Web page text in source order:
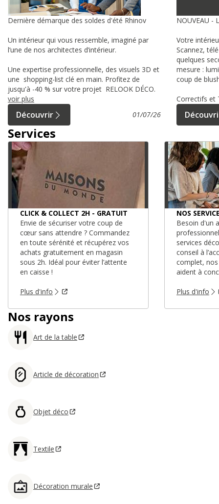
Dernière démarque des soldes d'été Rhinov
Un intérieur qui vous ressemble, imaginé par
l’une de nos architectes d’intérieur.
Une expertise professionnelle, des visuels 3D et
une shopping-list clé en main. Profitez de
jusqu'à -40 % sur votre projet RELOOK DÉCO.
voir plus
Découvrir 01/07/26
NOUVEAU -
Votre
Scannez,
quelques
mesure :
coup de
Correctifs et
Services
CLICK & COLLECT 2H - GRATUIT
Envie de sécuriser votre coup de
cœur sans attendre ? Commandez
en toute sérénité et récupérez vos
achats gratuitement en magasin
sous 2h. Idéal pour éviter l’attente
en caisse !
Plus d'info
NOS
Besoin d'un
services
conseil à
complet,
aident à
Plus d'info
Nos rayons
Art de la table
Article de décoration
Objet déco
Textile
Décoration murale